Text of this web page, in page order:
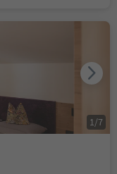
1 /7